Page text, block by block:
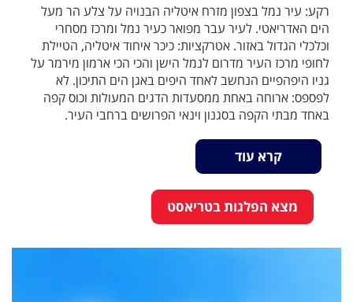
רקע: עיר נמל בצפון מזרח איטליה הבנויה על צלע הר מעל
הים האדריאטי. לעיר עבר מפואר כעיר נמל ומרכז מסחרי
וכלכלי הגדול באזור. אטרקציות: כיכר איחוד איטליה, הטיילת
לחופי מרכז העיר מדרום לנמל הישן והכי הכי ארמון מירמר על
גניו היפהפיים הנחשב לאחד היפים באגן הים התיכון. לא
לפספס: ארוחה באחת ממסעדות הדגים המעולות וכוס קפה
באחד מבתי הקפה בסגנון וינאי הפרושים ברחבי העיר.
קרא עוד
מצא הפלגות בטריאסט